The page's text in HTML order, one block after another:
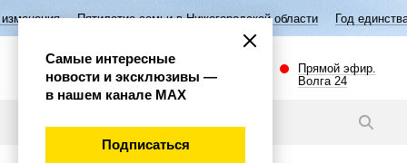
семьи в Нижегородской области Год единства народов
Прямой эфир.
Волга 24
Самые интересные
новости и эксклюзивы —
в нашем канале МАХ
Подписаться